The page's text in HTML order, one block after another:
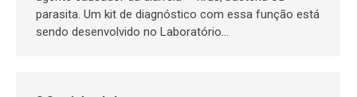
parasita. Um kit de diagnóstico com essa função está
sendo desenvolvido no Laboratório…